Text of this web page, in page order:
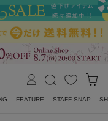
FEATURE STAFF SNAP